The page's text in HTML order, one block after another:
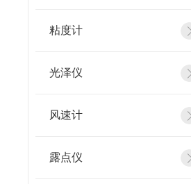
粘度计
光泽仪
风速计
露点仪